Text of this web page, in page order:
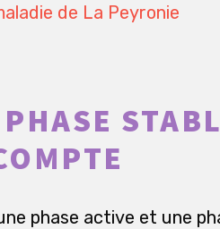
de La Peyronie
phase active et une